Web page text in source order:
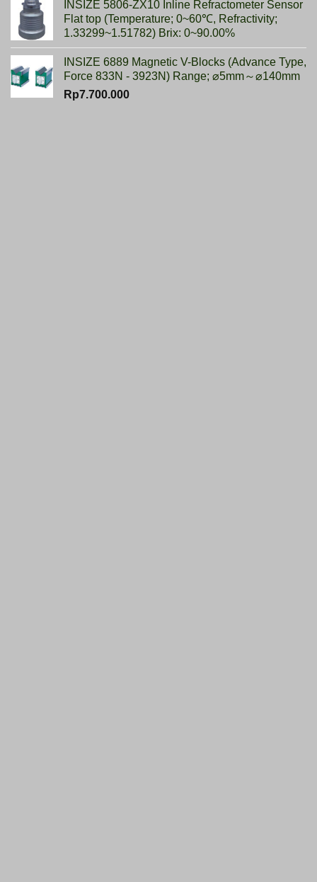
INSIZE 5806-ZX10 Inline Refractometer Sensor
Flat top (Temperature; 0~60℃, Refractivity;
1.33299~1.51782) Brix: 0~90.00%
INSIZE 6889 Magnetic V-Blocks (Advance Type,
Force 833N - 3923N) Range; ⌀5mm～⌀140mm
Rp7.700.000